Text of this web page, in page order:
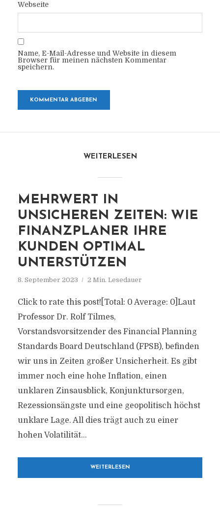
Webseite
Name, E-Mail-Adresse und Website in diesem
Browser für meinen nächsten Kommentar
speichern.
WEITERLESEN
MEHRWERT IN
UNSICHEREN ZEITEN: WIE
FINANZPLANER IHRE
KUNDEN OPTIMAL
UNTERSTÜTZEN
8. September 2023 2 Min. Lesedauer
Click to rate this post![Total: 0 Average: 0]Laut
Professor Dr. Rolf Tilmes,
Vorstandsvorsitzender des Financial Planning
Standards Board Deutschland (FPSB), befinden
wir uns in Zeiten großer Unsicherheit. Es gibt
immer noch eine hohe Inflation, einen
unklaren Zinsausblick, Konjunktursorgen,
Rezessionsängste und eine geopolitisch höchst
unklare Lage. All dies trägt auch zu einer
hohen Volatilität...
WEITERLESEN